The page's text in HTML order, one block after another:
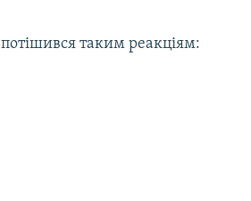
потішився таким реакціям: